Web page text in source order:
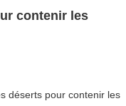
contenir les